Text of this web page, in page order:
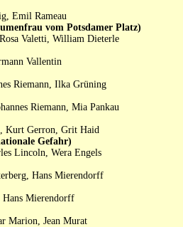
Emil Rameau
vom Potsdamer Platz)
Valetti, William Dieterle
Vallentin
Riemann, Ilka Grüning
Riemann, Mia Pankau
Kurt Gerron, Grit Haid
Gefahr)
Lincoln, Wera Engels
Hans Mierendorff
Hans Mierendorff
Marion, Jean Murat